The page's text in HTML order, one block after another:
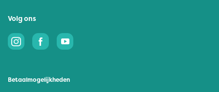
Volg ons
Betaalmogelijkheden